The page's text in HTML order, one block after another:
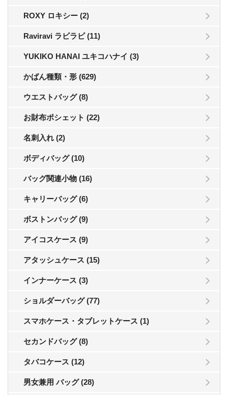
ROXY ロキシー (2)
Raviravi ラビラビ (11)
YUKIKO HANAI ユキコハナイ (3)
かばん種類・形 (629)
ウエストバッグ (8)
お財布ポシェット (22)
名刺入れ (2)
ボディバッグ (10)
バッグ関連小物 (16)
キャリーバッグ (6)
ボストンバッグ (9)
アイコスケース (9)
アタッシュケース (15)
インナーケース (3)
ショルダーバッグ (77)
スマホケース・タブレットケース (1)
セカンドバッグ (8)
タバコケース (12)
男女兼用 バッグ (28)